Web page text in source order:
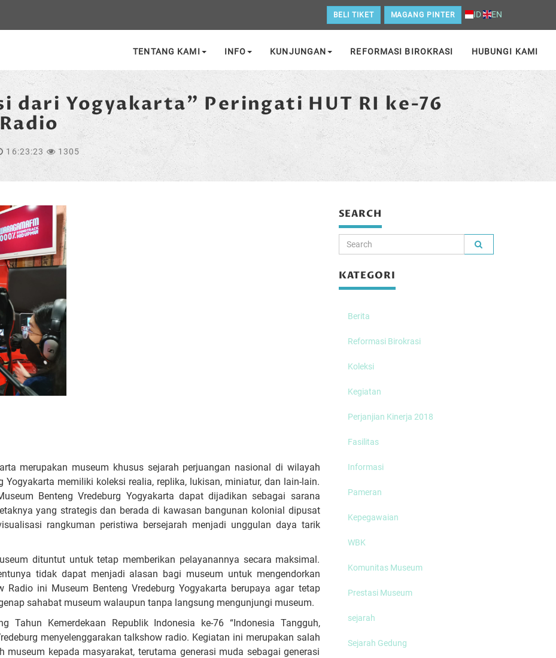
BELI TIKET MAGANG PINTER ID EN
TENTANG KAMI INFO KUNJUNGAN REFORMASI BIROKRASI HUBUNGI KAMI
dari Yogyakarta” Peringati HUT RI ke-76
16:23:23 1305
merupakan museum khusus sejarah perjuangan nasional di wilayah
Yogyakarta memiliki koleksi realia, replika, lukisan, miniatur, dan lain-lain.
Benteng Vredeburg Yogyakarta dapat dijadikan sebagai sarana
yang strategis dan berada di kawasan bangunan kolonial dipusat
rangkuman peristiwa bersejarah menjadi unggulan daya tarik
dituntut untuk tetap memberikan pelayanannya secara maksimal.
tidak dapat menjadi alasan bagi museum untuk mengendorkan
Radio ini Museum Benteng Vredeburg Yogyakarta berupaya agar tetap
sahabat museum walaupun tanpa langsung mengunjungi museum.
Tahun Kemerdekaan Republik Indonesia ke-76 “Indonesia Tangguh,
menyelenggarakan talkshow radio. Kegiatan ini merupakan salah
museum kepada masyarakat, terutama generasi muda sebagai generasi
SEARCH
KATEGORI
Berita
Reformasi Birokrasi
Koleksi
Kegiatan
Perjanjian Kinerja 2018
Fasilitas
Informasi
Pameran
Kepegawaian
WBK
Komunitas Museum
Prestasi Museum
sejarah
Sejarah Gedung